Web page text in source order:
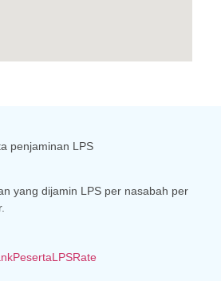
penjaminan LPS
yang dijamin LPS per nasabah per